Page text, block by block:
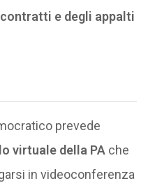
e degli appalti
prevede
virtuale della PAche
in videoconferenza